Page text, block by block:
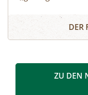
Worte können
Anschluss mit
Wort Collage
DER
ZU DEN